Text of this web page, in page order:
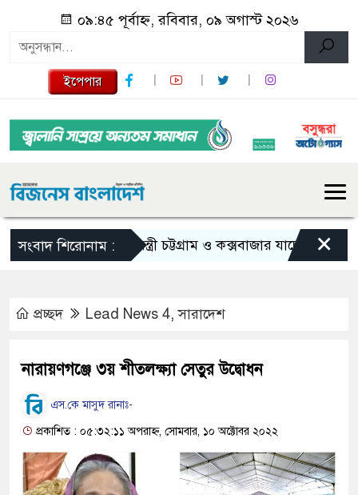
০৯:৪৫ পূর্বাহ্ন, রবিবার, ০৯ অগাস্ট ২০২৬
ইপেপার
সংবাদ শিরোনাম :
প্রধানমন্ত্রী চট্টগ্রাম ও কক্সবাজার যাচ্ছেন আজ এমন
×
প্রচ্ছদ Lead News 4,সারাদেশ
নারায়ণগঞ্জে ৩য় শীতলক্ষ্যা সেতুর উদ্বোধন
এস.কে মাসুদ রানাঃ-
প্রকাশিত : ০৫:৩২:১১ অপরাহ্ন, সোমবার, ১০ অক্টোবর ২০২২